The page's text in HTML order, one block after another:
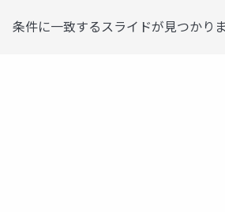
条件に一致するスライドが見つかり